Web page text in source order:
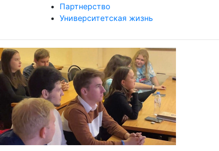
Партнерство
Университетская жизнь